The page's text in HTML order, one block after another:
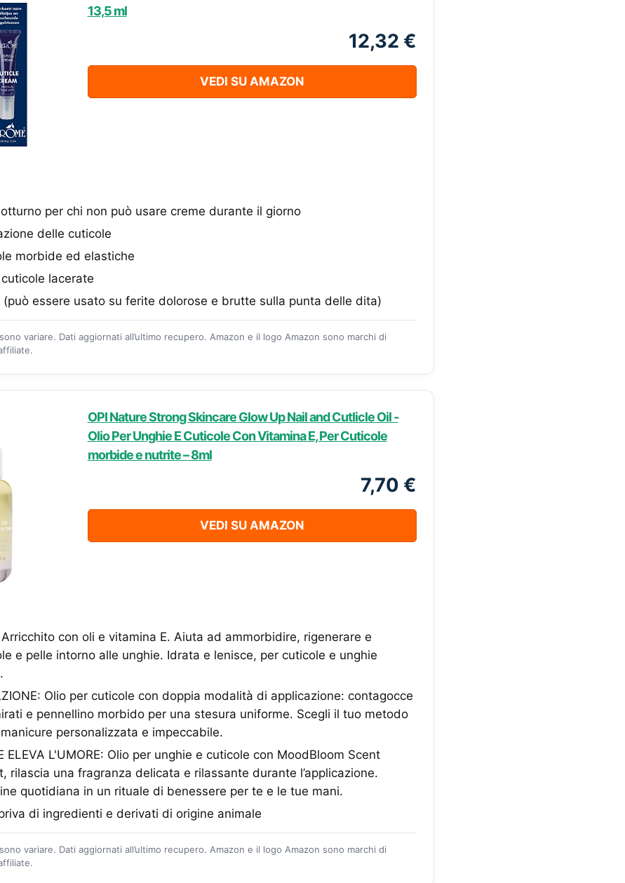
13,5 ml
12,32 €
VEDI SU AMAZON
per chi non può usare creme durante il giorno
delle cuticole
morbide ed elastiche
lacerate
essere usato su ferite dolorose e brutte sulla punta delle dita)
variare. Dati aggiornati all’ultimo recupero. Amazon e il logo Amazon sono marchi di
OPI Nature Strong Skincare Glow Up Nail and Cutlicle Oil -
Olio Per Unghie E Cuticole Con Vitamina E, Per Cuticole
morbide e nutrite – 8ml
7,70 €
VEDI SU AMAZON
Arricchito con oli e vitamina E. Aiuta ad ammorbidire, rigenerare e
e pelle intorno alle unghie. Idrata e lenisce, per cuticole e unghie
Olio per cuticole con doppia modalità di applicazione: contagocce
e pennellino morbido per una stesura uniforme. Scegli il tuo metodo
personalizzata e impeccabile.
ELEVA L'UMORE: Olio per unghie e cuticole con MoodBloom Scent
rilascia una fragranza delicata e rilassante durante l’applicazione.
quotidiana in un rituale di benessere per te e le tue mani.
di ingredienti e derivati di origine animale
variare. Dati aggiornati all’ultimo recupero. Amazon e il logo Amazon sono marchi di